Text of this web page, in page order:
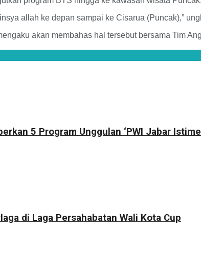
allah ke depan sampai ke Cisarua (Puncak),”
akan membahas hal tersebut bersama Tim
5 Program Unggulan ‘PWI Jabar
di Laga Persahabatan Wali Kota Cup